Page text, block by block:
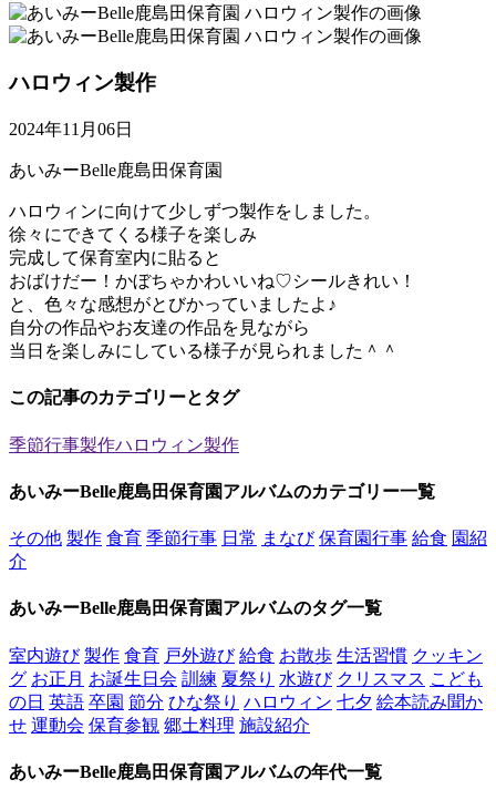
ハロウィン製作
2024年11月06日
あいみーBelle鹿島田保育園
ハロウィンに向けて少しずつ製作をしました。
徐々にできてくる様子を楽しみ
完成して保育室内に貼ると
おばけだー！かぼちゃかわいいね♡シールきれい！
と、色々な感想がとびかっていましたよ♪
自分の作品やお友達の作品を見ながら
当日を楽しみにしている様子が見られました＾＾
この記事のカテゴリーとタグ
季節行事製作ハロウィン製作
あいみーBelle鹿島田保育園アルバムのカテゴリー一覧
その他 製作 食育 季節行事 日常 まなび 保育園行事 給食 園紹
介
あいみーBelle鹿島田保育園アルバムのタグ一覧
室内遊び 製作 食育 戸外遊び 給食 お散歩 生活習慣 クッキン
グ お正月 お誕生日会 訓練 夏祭り 水遊び クリスマス こども
の日 英語 卒園 節分 ひな祭り ハロウィン 七夕 絵本読み聞か
せ 運動会 保育参観 郷土料理 施設紹介
あいみーBelle鹿島田保育園アルバムの年代一覧